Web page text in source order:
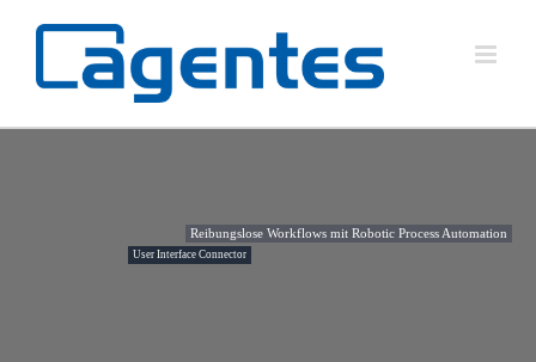
Reibungslose Workflows mit Robotic Process Automation
User Interface Connector